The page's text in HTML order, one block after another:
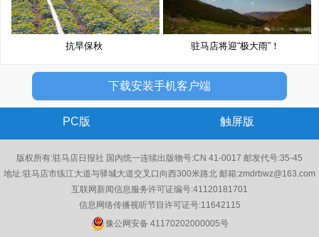
抗旱保秋 驻马店将迎“极大雨”！
下载安装手机客户端
PC版 触屏版
版权所有:驻马店日报社 国内统一连续出版物号:CN 41-0017 邮发代号:35-45
地址:驻马店市练江大道与驿城大道交叉口向西300米路北 邮箱:zmdrbwz@163.com
互联网新闻信息服务许可证编号:41120181701
信息网络传播视听节目许可证号:11642115
豫公网安备 41170202000005号